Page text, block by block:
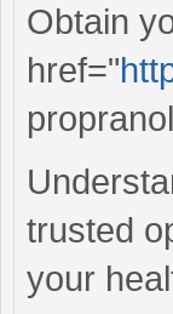
Obtain
href="
trusted
your